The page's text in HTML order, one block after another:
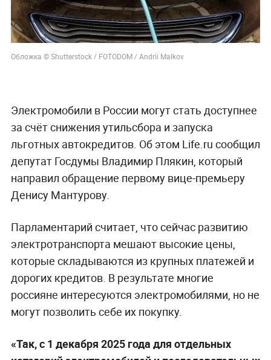
Обложка © Shutterstock / FOTODOM / Andrii Malkov
Электромобили в России могут стать доступнее
за счёт снижения утильсбора и запуска
льготных автокредитов. Об этом Life.ru сообщил
депутат Госдумы Владимир Плякин, который
направил обращение первому вице-премьеру
Денису Мантурову.
Парламентарий считает, что сейчас развитию
электротранспорта мешают высокие цены,
которые складываются из крупных платежей и
дорогих кредитов. В результате многие
россияне интересуются электромобилями, но не
могут позволить себе их покупку.
«Так, с 1 декабря 2025 года для отдельных